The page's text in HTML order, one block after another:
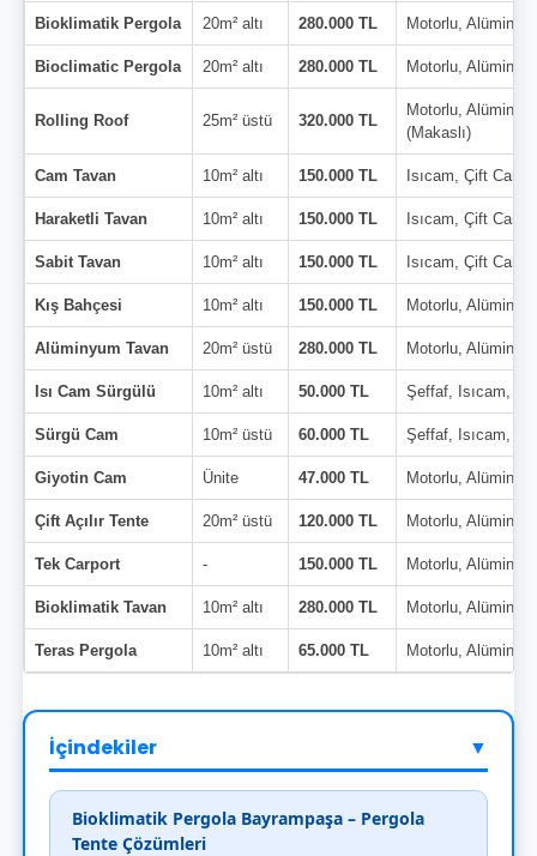
Bioklimatik Pergola 20m² altı 280.000 TL Motorlu,
Bioclimatic Pergola 20m² altı 280.000 TL Motorlu,
Rolling Roof 25m² üstü 320.000 TL
Motorlu,
(Makaslı)
Cam Tavan 10m² altı 150.000 TL Isıcam, Çift Cam
Haraketli Tavan 10m² altı 150.000 TL Isıcam, Çift Cam
Sabit Tavan 10m² altı 150.000 TL Isıcam, Çift Cam
Kış Bahçesi 10m² altı 150.000 TL Motorlu,
Alüminyum Tavan 20m² üstü 280.000 TL Motorlu,
Isı Cam Sürgülü 10m² altı 50.000 TL Şeffaf, Isıcam,
Sürgü Cam 10m² üstü 60.000 TL Şeffaf, Isıcam,
Giyotin Cam Ünite 47.000 TL Motorlu,
Çift Açılır Tente 20m² üstü 120.000 TL Motorlu,
Tek Carport - 150.000 TL Motorlu,
Bioklimatik Tavan 10m² altı 280.000 TL Motorlu,
Teras Pergola 10m² altı 65.000 TL Motorlu,
İçindekiler ▼
Bioklimatik Pergola Bayrampaşa – Pergola
Tente Çözümleri